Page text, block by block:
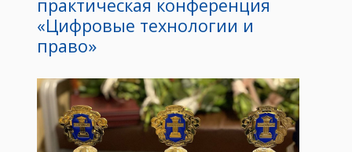
практическая конференция
«Цифровые технологии и
право»